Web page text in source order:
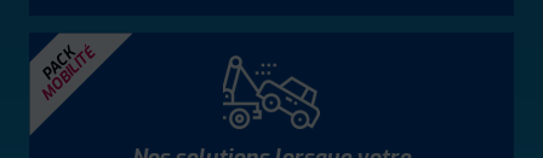
PACK
MOBILITÉ